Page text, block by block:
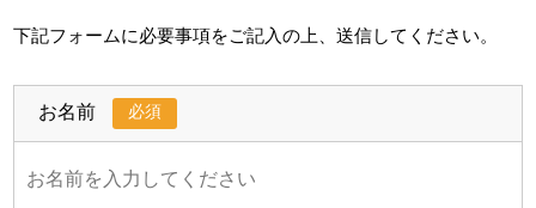
下記フォームに必要事項をご記入の上、送信してください。
お名前 必須